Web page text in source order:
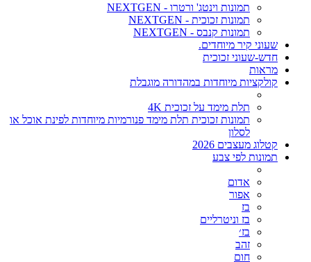
תמונות וינטג' ורטרו - NEXTGEN
תמונות זכוכית - NEXTGEN
תמונות קנבס - NEXTGEN
שעוני קיר מיוחדים.
חדש-שעוני זכוכית
מראות
קולקציות מיוחדות במהדורה מוגבלת
תלת מימד על זכוכית 4K
תמונות זכוכית תלת מימד פנורמיות מיוחדות לפינת אוכל או
לסלון
קטלוג מעצבים 2026
תמונות לפי צבע
אדום
אפור
בז
בז וניטרליים
בז׳
זהב
חום